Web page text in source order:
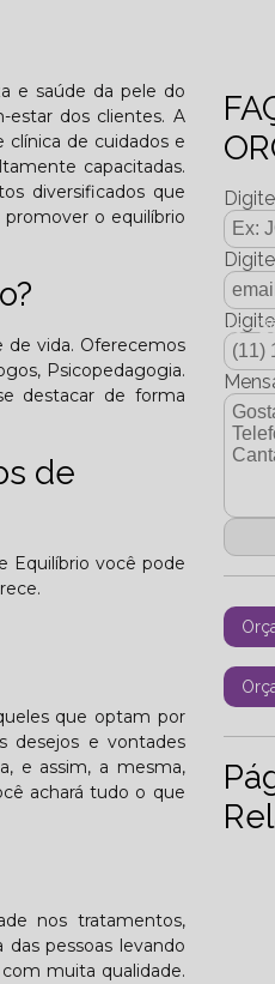
Edição Dezembro -
e saúde da pele do
estar dos clientes. A
clínica de cuidados e
capacitadas.
diversificados que
o equilíbrio
de vida. Oferecemos
Psicopedagogia.
destacar de forma
de
Equilíbrio você pode
que optam por
desejos e vontades
e assim, a mesma,
achará tudo o que
nos tratamentos,
pessoas levando
muita qualidade.